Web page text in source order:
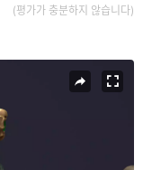
(평가가 충분하지 않습니다)